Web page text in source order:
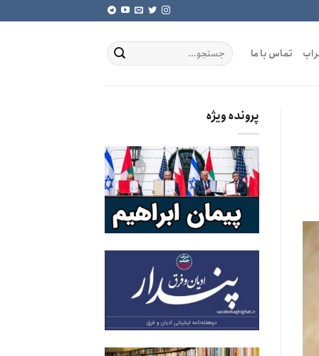
تماس با ما
پرونده ویژه